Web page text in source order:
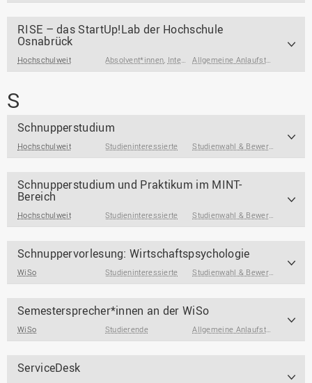
RISE – das StartUp!Lab der Hochschule
Osnabrück
Hochschulweit Absolvent*innen, International Degree Seeking Students Allgemeine Anlaufstellen
S
Schnupperstudium
Hochschulweit Studieninteressierte Studienwahl & Bewerbung
Schnupperstudium und Praktikum im MINT-
Bereich
Hochschulweit Studieninteressierte Studienwahl & Bewerbung
Schnuppervorlesung: Wirtschaftspsychologie
WiSo Studieninteressierte Studienwahl & Bewerbung
Semestersprecher*innen an der WiSo
WiSo Studierende Allgemeine Anlaufstellen
ServiceDesk